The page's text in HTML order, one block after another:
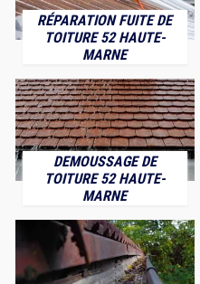
RÉPARATION FUITE DE
TOITURE 52 HAUTE-
MARNE
DEMOUSSAGE DE
TOITURE 52 HAUTE-
MARNE